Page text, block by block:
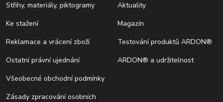
Střihy, materiály, piktogramy
Ke stažení
Reklamace a vrácení zboží
Ostatní právní ujednání
Všeobecné obchodní podmínky
Zásady zpracování osobních
Aktuality
Magazín
Testování produktů ARDON®
ARDON® a udržitelnost